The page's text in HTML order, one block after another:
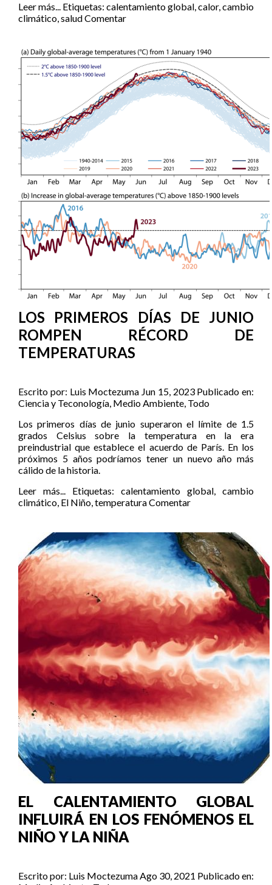
Leer más... Etiquetas: calentamiento global,calor,cambio
climático,saludComentar
LOS PRIMEROS DÍAS DE JUNIO
ROMPEN RÉCORD DE
TEMPERATURAS
Escrito por: Luis Moctezuma Jun 15, 2023 Publicado en:
Ciencia y Teconología, Medio Ambiente, Todo
Los primeros días de junio superaron el límite de 1.5
grados Celsius sobre la temperatura en la era
preindustrial que establece el acuerdo de París. En los
próximos 5 años podríamos tener un nuevo año más
cálido de la historia.
Leer más...
Etiquetas: calentamiento global, cambio
climático, El Niño,temperaturaComentar
EL CALENTAMIENTO GLOBAL
INFLUIRÁ EN LOS FENÓMENOS EL
NIÑO Y LA NIÑA
Escrito por: Luis MoctezumaAgo 30, 2021 Publicado en: